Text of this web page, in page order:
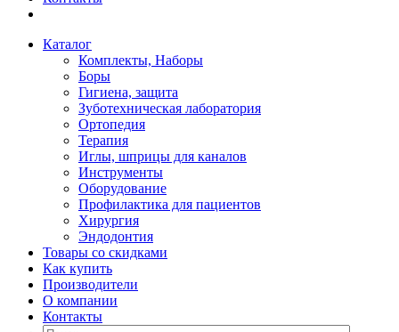
Каталог
Комплекты, Наборы
Боры
Гигиена, защита
Зуботехническая лаборатория
Ортопедия
Терапия
Иглы, шприцы для каналов
Инструменты
Оборудование
Профилактика для пациентов
Хирургия
Эндодонтия
Товары со скидками
Как купить
Производители
О компании
Контакты